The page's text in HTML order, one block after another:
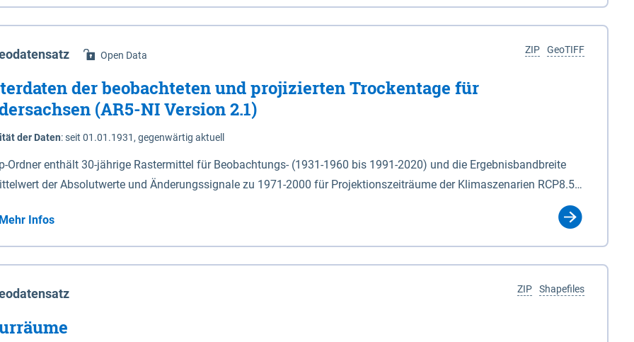
GeoTIFF
ZIP
Open Data
der beobachteten und projizierten Trockentage für
(AR5-NI Version 2.1)
der Daten:seit 01.01.1931, gegenwärtig aktuell
Ordner enthält 30-jährige Rastermittel für Beobachtungs- (1931-1960 bis 1991-2020) und die Ergebnisbandbreite
der Absolutwerte und Änderungssignale zu 1971-2000 für Projektionszeiträume der Klimaszenarien RCP8.5
(Jun. - Aug.) - au: Herbst (Sep. - Nov.) - wi: Winter (Dez. - Feb.) - hyr:
Jahr (Nov. - Okt.) - hsu: Hydrologisches Sommerhalbjahr (Mai - Okt.) - hwi: Hydrologisches Winterhalbjahr
- vd: Vegetationsruhe (Okt. - Mär.) Neben den Rasterdaten ist eine
zu den Dateinamen und für eine Darstellung im GIS eine Klassifizierung der Rasterdaten mit Klassenname und
code gegeben.
Mehr Infos
Shapefiles
ZIP